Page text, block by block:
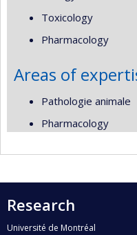
Toxicology
Pharmacology
Areas of
Pathologie animale
Pharmacology
Research
Université de Montréal